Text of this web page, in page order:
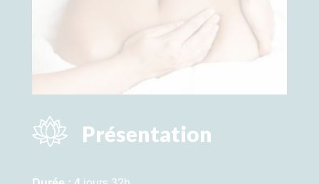
Présentation